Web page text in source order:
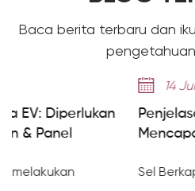
Baca berita terbaru dan
Penjelasan Sel 314Ah:
Mencapai 8.000+ Siklus
Sel Berkapasitas Tinggi